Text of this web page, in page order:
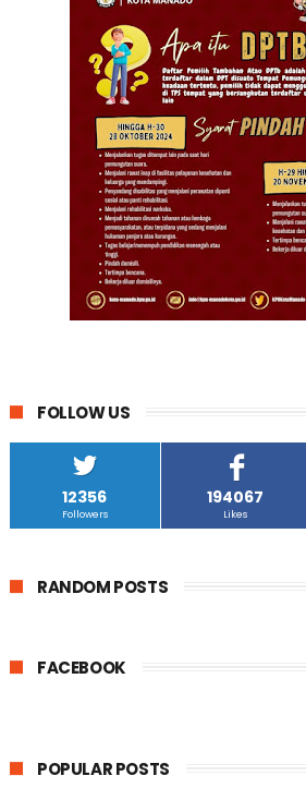
FOLLOW US
12356
Followers
194067
Likes
RANDOM POSTS
FACEBOOK
POPULAR POSTS